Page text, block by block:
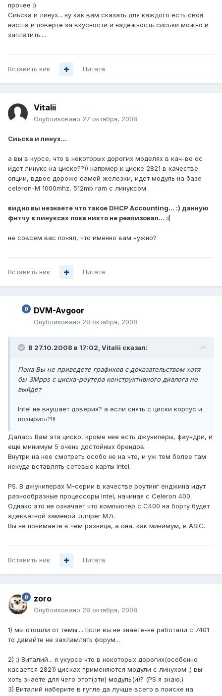
прочее :)
Сиьска и линух... ну как вам сказать для каждого есть своя
нисша и поверте за вкусности и надежность сиськи можно и
заплатить....
Вставить ник Цитата
Vitalii
Опубликовано 27 октября, 2008
Сиьска и линух...
а вы в курсе, что в некоторых дорогих моделях в кач-ве ос
идет линукс на циске??)) напрмер к циске 2821 в качестве
опции, вдвое дороже самой железки, идет модуль на базе
celeron-M 1000mhz, 512mb ram с линуксом.
видно вы незнаете что такое DHCP Accounting... :) данную
фитчу в линуксах пока никто не реализовал... :(
не совсем вас понял, что именно вам нужно?
Вставить ник Цитата
DVM-Avgoor
Опубликовано 28 октября, 2008
В 27.10.2008 в 17:02, Vitalii сказал:
Пока Вы не приведете графиков с доказательством хотя
бы 3Mpps с циска-роутера конструктивного диалога не
выйдет
Intel не внушает доверия? а если снять с циски корпус и
позырить?!!!
Далась Вам эта циско, кроме нее есть джуниперы, фаундри, и
еще минимум 5 очень достойных брендов.
Внутри на нее смотреть особо не на что, и уж тем более там
некуда вставлять сетевые карты Intel.
PS. В джуниперах M-серии в качестве роутинг енджина идут
разнообразные процессоры Intel, начиная с Celeron 400.
Однако это не означает что компьютер с C400 на борту будет
адекватной заменой Juniper M7i.
Вы не понимаете в чем разница, а она, как минимум, в ASIC.
Вставить ник Цитата
zoro
Опубликовано 28 октября, 2008
1) мы отошли от темы.... Если вы не знаете-не работали с 7401
то давайте не захламлять форум...
2) :) Виталий... я укурсе что в некоторых дорогих(особенно
касается 2821) цисках применяются модули с линухом :) вы
хоть знаете для чего этот(эти) модуль(и)? (PS я знаю.)
3) Виталий наберите в гугле да лучше всего в поиске на